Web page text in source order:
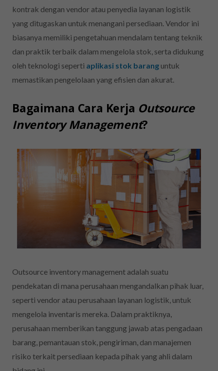
kontrak dengan vendor atau penyedia layanan logistik
yang ditugaskan untuk menangani persediaan. Vendor ini
biasanya memiliki pengetahuan mendalam tentang teknik
dan praktik terbaik dalam mengelola stok, serta didukung
oleh teknologi seperti aplikasi stok barang untuk
memastikan pengelolaan yang efisien dan akurat.
Bagaimana Cara Kerja Outsource
Inventory Management?
Outsource inventory management adalah suatu
pendekatan di mana perusahaan mengandalkan pihak luar,
seperti vendor atau perusahaan layanan logistik, untuk
mengelola inventaris mereka. Dalam praktiknya,
perusahaan memberikan tanggung jawab atas pengadaan
barang, pemantauan stok, pengiriman, dan manajemen
risiko terkait persediaan kepada pihak yang ahli dalam